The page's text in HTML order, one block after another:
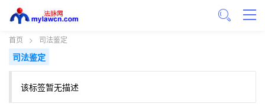
首页 > 司法鉴定
司法鉴定
该标签暂无描述